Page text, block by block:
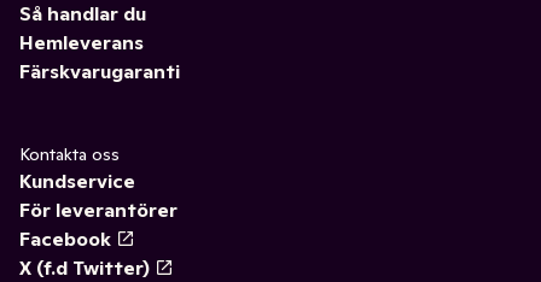
Så handlar du
Hemleverans
Färskvarugaranti
Kontakta oss
Kundservice
För leverantörer
Facebook
X (f.d Twitter)